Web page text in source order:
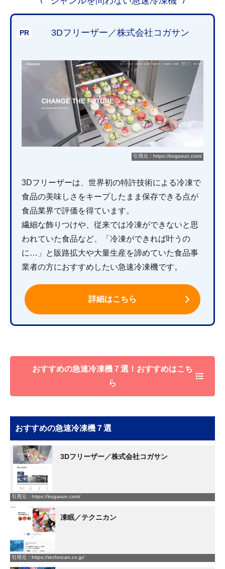
3Dフリーザー／株式会社コガサン
引用元：https://kogasun.com/
3Dフリーザーは、世界初の特許技術による冷凍で
食品の美味しさをキープしたまま保存できる点が
食品業界で評価を得ています。
繊細な飾りつけや、従来では冷凍ができないと思
われていた食品など、「冷凍ができれば叶うの
に…」と販路拡大や大量生産を諦めていた食品事
業者の方におすすめしたい急速冷凍機です。
詳細はこちら
おすすめの急速冷凍機７選！おすすめはこち
ら
おすすめの急速冷凍機７選
3Dフリーザー／株式会社コガサン
引用元：https://kogasun.com/
凍眠／テクニカン
引用元：https://technican.co.jp/